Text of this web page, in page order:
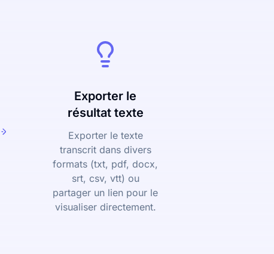
Exporter le
résultat texte
Exporter le texte
transcrit dans divers
formats (txt, pdf, docx,
srt, csv, vtt) ou
partager un lien pour le
visualiser directement.